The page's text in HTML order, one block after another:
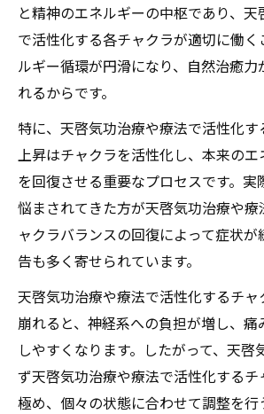
と精神のエネルギーの中枢であり、
で活性化する各チャクラが適切に働
ルギー循環が円滑になり、自然治癒力
れるからです。
特に、天啓気功治療や療法で活性化
上昇はチャクラを活性化し、本来の
を回復させる重要なプロセスです。実
悩まされてきた方が天啓気功治療や
ャクラバランスの回復によって症状
告も多く寄せられています。
天啓気功治療や療法で活性化するチ
崩れると、神経系への負担が増し、痛
しやすくなります。したがって、天啓
ず天啓気功治療や療法で活性化する
極め、個々の状態に合わせて調整を